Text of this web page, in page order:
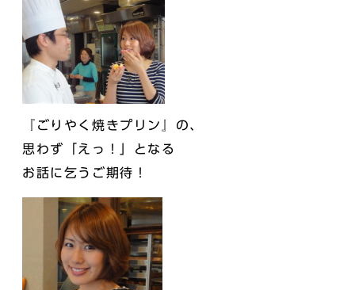
『ごりやく焼きプリン』の、
思わず「えっ！」となる
お話に乞うご期待！